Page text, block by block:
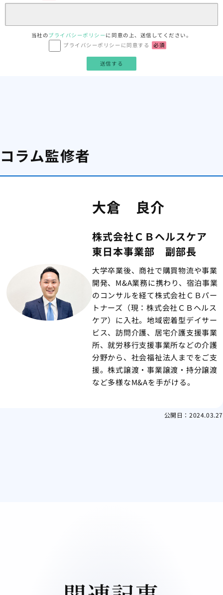
当社のプライバシーポリシーに同意の上、送信してください。
プライバシーポリシーに同意する
必須
コラム監修者
大倉 良介
株式会社ＣＢヘルスケア
東日本事業部 副部長
大学卒業後、商社で購買物流や事業
開発、M&A業務に携わり、宿泊事業
のコンサルを経て株式会社ＣＢパー
トナーズ（現：株式会社ＣＢヘルス
ケア）に入社。地域密着型デイサー
ビス、訪問介護、居宅介護支援事業
所、就労移行支援事業所などの介護
分野から、社会福祉法人までをご支
援。株式譲渡・事業譲渡・持分譲渡
など多様なM&Aを手がける。
公開日： 2024.03.27